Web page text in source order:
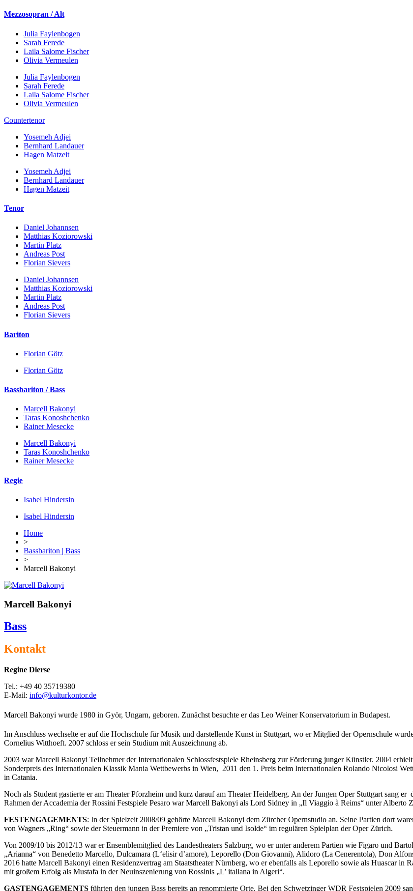
Mezzosopran / Alt
Julia Faylenbogen
Sarah Ferede
Laila Salome Fischer
Olivia Vermeulen
Julia Faylenbogen
Sarah Ferede
Laila Salome Fischer
Olivia Vermeulen
Countertenor
Yosemeh Adjei
Bernhard Landauer
Hagen Matzeit
Yosemeh Adjei
Bernhard Landauer
Hagen Matzeit
Tenor
Daniel Johannsen
Matthias Koziorowski
Martin Platz
Andreas Post
Florian Sievers
Daniel Johannsen
Matthias Koziorowski
Martin Platz
Andreas Post
Florian Sievers
Bariton
Florian Götz
Florian Götz
Bassbariton / Bass
Marcell Bakonyi
Taras Konoshchenko
Rainer Mesecke
Marcell Bakonyi
Taras Konoshchenko
Rainer Mesecke
Regie
Isabel Hindersin
Isabel Hindersin
Home
>
Bassbariton | Bass
>
Marcell Bakonyi
Marcell Bakonyi
Bass
Kontakt
Regine Dierse
Tel.: +49 40 35719380
E-Mail: info@kulturkontor.de
Marcell Bakonyi wurde 1980 in Györ, Ungarn, geboren. Zunächst besuchte er das Leo Weiner Konservatorium in Budapest.
Im Anschluss wechselte er auf die Hochschule für Musik und darstellende Kunst in Stuttgart, wo er Mitglied der Opernschule
Cornelius Witthoeft. 2007 schloss er sein Studium mit Auszeichnung ab.
2003 war Marcell Bakonyi Teilnehmer der Internationalen Schlossfestspiele Rheinsberg zur Förderung junger Künstler. 2004
Sonderpreis des Internationalen Klassik Mania Wettbewerbs in Wien, 2011 den 1. Preis beim Internationalen Rolando Nicolosi
in Catania.
Noch als Student gastierte er am Theater Pforzheim und kurz darauf am Theater Heidelberg. An der Jungen Oper Stuttgart sang
Rahmen der Accademia der Rossini Festspiele Pesaro war Marcell Bakonyi als Lord Sidney in „Il Viaggio à Reims“ unter Alberto
FESTENGAGEMENTS: In der Spielzeit 2008/09 gehörte Marcell Bakonyi dem Zürcher Opernstudio an. Seine Partien dort
von Wagners „Ring“ sowie der Steuermann in der Premiere von „Tristan und Isolde“ im regulären Spielplan der Oper Zürich.
Von 2009/10 bis 2012/13 war er Ensemblemitglied des Landestheaters Salzburg, wo er unter anderem Partien wie Figaro und
„Arianna“ von Benedetto Marcello, Dulcamara (L‘elisir d’amore), Leporello (Don Giovanni), Alidoro (La Cenerentola), Don
2016 hatte Marcell Bakonyi einen Residenzvertrag am Staatstheater Nürnberg, wo er ebenfalls als Leporello sowie als Huascar in
mit großem Erfolg als Mustafa in der Neuinszenierung von Rossinis „L’ italiana in Algeri“.
GASTENGAGEMENTS führten den jungen Bass bereits an renommierte Orte. Bei den Schwetzinger WDR Festspielen 2009